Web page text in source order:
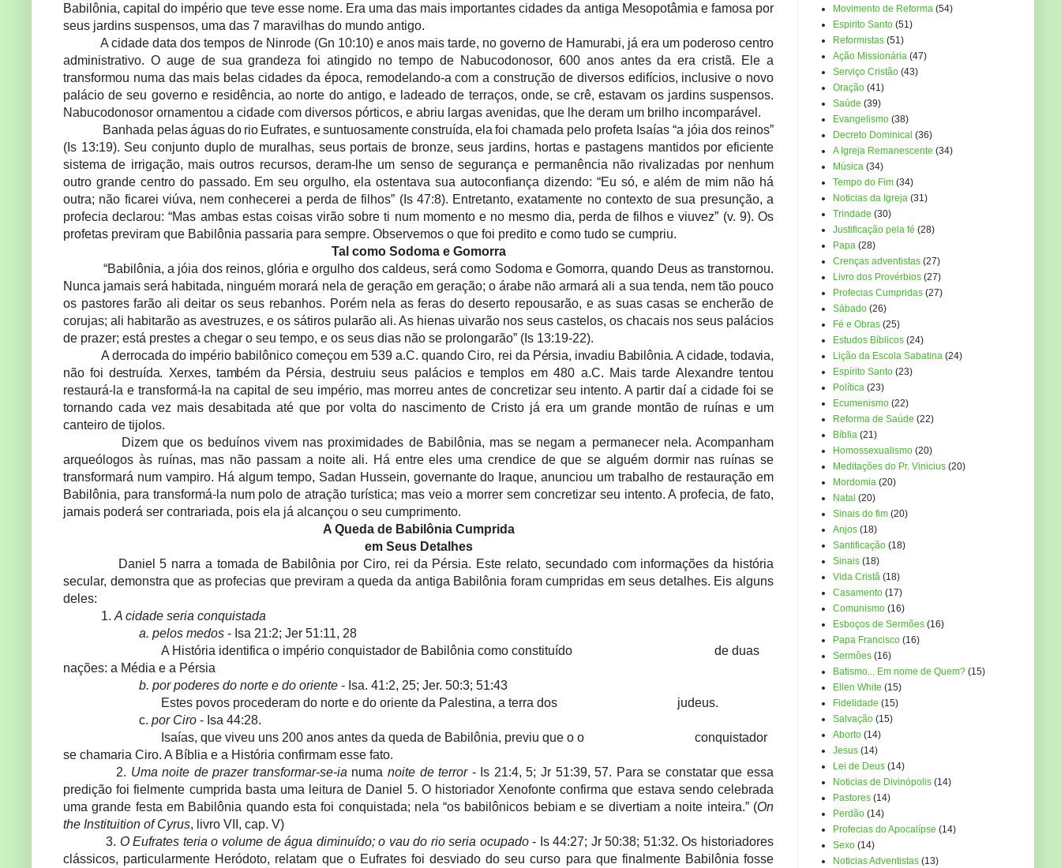
Babilônia, capital do império que teve esse nome. Era uma das mais importantes cidades da antiga Mesopotâmia e famosa por
seus jardins suspensos, uma das 7 maravilhas do mundo antigo.
A cidade data dos tempos de Ninrode (Gn 10:10) e anos mais tarde, no governo de Hamurabi, já era um poderoso centro
administrativo. O auge de sua grandeza foi atingido no tempo de Nabucodonosor, 600 anos antes da era cristã. Ele a
transformou numa das mais belas cidades da época, remodelando-a com a construção de diversos edifícios, inclusive o novo
palácio de seu governo e residência, ao norte do antigo, e ladeado de terraços, onde, se crê, estavam os jardins suspensos.
Nabucodonosor ornamentou a cidade com diversos pórticos, e abriu largas avenidas, que lhe deram um brilho incomparável.
Banhada pelaságuasdo rio Eufrates, esuntuosamenteconstruída, ela foi chamada pelo profeta Isaías “a jóia dos reinos”
(Is 13:19). Seu conjunto duplo de muralhas, seus portais de bronze, seus jardins, hortas e pastagens mantidos por eficiente
sistema de irrigação, mais outros recursos, deram-lhe um senso de segurança e permanência não rivalizadas por nenhum
outro grande centro do passado. Em seu orgulho, ela ostentava sua autoconfiança dizendo: “Eu só, e além de mim não há
outra; não ficarei viúva, nem conhecerei a perda de filhos” (Is 47:8). Entretanto, exatamente no contexto de sua presunção, a
profecia declarou: “Mas ambas estas coisas virão sobre ti num momento e no mesmo dia, perda de filhos e viuvez” (v. 9). Os
profetas previram que Babilônia passaria para sempre. Observemos o que foi predito e como tudo se cumpriu.
Tal como Sodoma e Gomorra
“Babilônia, a jóia dos reinos, glória e orgulho dos caldeus, será como Sodoma e Gomorra, quando Deus as transtornou.
Nunca jamais será habitada, ninguém morará nela de geração em geração; o árabe não armará ali a sua tenda, nem tão pouco
os pastores farão ali deitar os seus rebanhos. Porém nela as feras do deserto repousarão, e as suas casas se encherão de
corujas; ali habitarão as avestruzes, e os sátiros pularão ali. As hienas uivarão nos seus castelos, os chacais nos seus palácios
de prazer; está prestes a chegar o seu tempo, e os seus dias não se prolongarão” (Is 13:19-22).
A derrocada do império babilônico começou em 539 a.C. quando Ciro, rei da Pérsia, invadiu Babilônia. A cidade, todavia,
não foi destruída. Xerxes, também da Pérsia, destruiu seus palácios e templos em 480 a.C. Mais tarde Alexandre tentou
restaurá-la e transformá-la na capital de seu império, mas morreu antes de concretizar seu intento. A partir daí a cidade foi se
tornando cada vez mais desabitada até que por volta do nascimento de Cristo já era um grande montão de ruínas e um
canteiro de tijolos.
Dizem que os beduínos vivem nas proximidades de Babilônia, mas se negam a permanecer nela. Acompanham
arqueólogos às ruínas, mas não passam a noite ali. Há entre eles uma crendice de que se alguém dormir nas ruínas se
transformará num vampiro. Há algum tempo, Sadan Hussein, governante do Iraque, anunciou um trabalho de restauração em
Babilônia, para transformá-la num polo de atração turística; mas veio a morrer sem concretizar seu intento. A profecia, de fato,
jamais poderá ser contrariada, pois ela já alcançou o seu cumprimento.
A Queda de Babilônia Cumprida
em Seus Detalhes
Daniel 5 narra a tomada de Babilônia por Ciro, rei da Pérsia. Este relato, secundado com informações da história
secular, demonstra que as profecias que previram a queda da antiga Babilônia foram cumpridas em seus detalhes. Eis alguns
deles:
1. A cidade seria conquistada
a. pelos medos - Isa 21:2; Jer 51:11, 28
A História identifica o império conquistador de Babilônia como constituído
de duas
nações: a Média e a Pérsia
b. por poderes do norte e do oriente - Isa. 41:2, 25; Jer. 50:3; 51:43
Estes povos procederam do norte e do oriente da Palestina, a terra dos
judeus.
c. por Ciro - Isa 44:28.
Isaías, que viveu uns 200 anos antes da queda de Babilônia, previu que o o conquistador
se chamaria Ciro. A Bíblia e a História confirmam esse fato.
2. Uma noite de prazer transformar-se-ia numa noite de terror - Is 21:4, 5; Jr 51:39, 57. Para se constatar que essa
predição foi fielmente cumprida basta uma leitura de Daniel 5. O historiador Xenofonte confirma que estava sendo celebrada
uma grande festa em Babilônia quando esta foi conquistada; nela “os babilônicos bebiam e se divertiam a noite inteira.” (On
the Instituition of Cyrus, livro VII, cap. V)
3. O Eufrates teria o volume de água diminuído; o vau do rio seria ocupado- Is 44:27; Jr 50:38; 51:32. Os historiadores
clássicos, particularmente Heródoto, relatam que o Eufrates foi desviado do seu curso para que finalmente Babilônia fosse
Movimento de Reforma (54)
Espirito Santo (51)
Reformistas (51)
Ação Missionária (47)
Serviço Cristão (43)
Oração (41)
Saúde (39)
Evangelismo (38)
Decreto Dominical (36)
A Igreja Remanescente (34)
Música (34)
Tempo do Fim (34)
Noticias da Igreja (31)
Trindade (30)
Justificação pela fé (28)
Papa (28)
Crenças adventistas (27)
Livro dos Provérbios (27)
Profecias Cumpridas (27)
Sábado (26)
Fé e Obras (25)
Estudos Bíblicos (24)
Lição da Escola Sabatina (24)
Espírito Santo (23)
Política (23)
Ecumenismo (22)
Reforma de Saúde (22)
Bíblia (21)
Homossexualismo (20)
Meditações do Pr. Vinicius (20)
Mordomia (20)
Natal (20)
Sinais do fim (20)
Anjos (18)
Santificação (18)
Sinais (18)
Vida Cristã (18)
Casamento (17)
Comunismo (16)
Esboços de Sermões (16)
Papa Francisco (16)
Sermôes (16)
Batismo... Em nome de Quem? (15)
Ellen White (15)
Fidelidade (15)
Salvação (15)
Aborto (14)
Jesus (14)
Lei de Deus (14)
Noticias de Divinópolis (14)
Pastores (14)
Perdão (14)
Profecias do Apocalípse (14)
Sexo (14)
Noticias Adventistas (13)